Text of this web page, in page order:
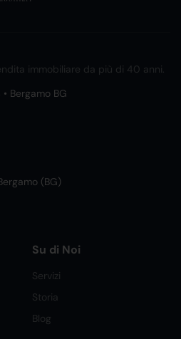
immobiliare da più di 40 anni.
Bergamo BG
(BG)
Su di Noi
Servizi
Storia
Blog